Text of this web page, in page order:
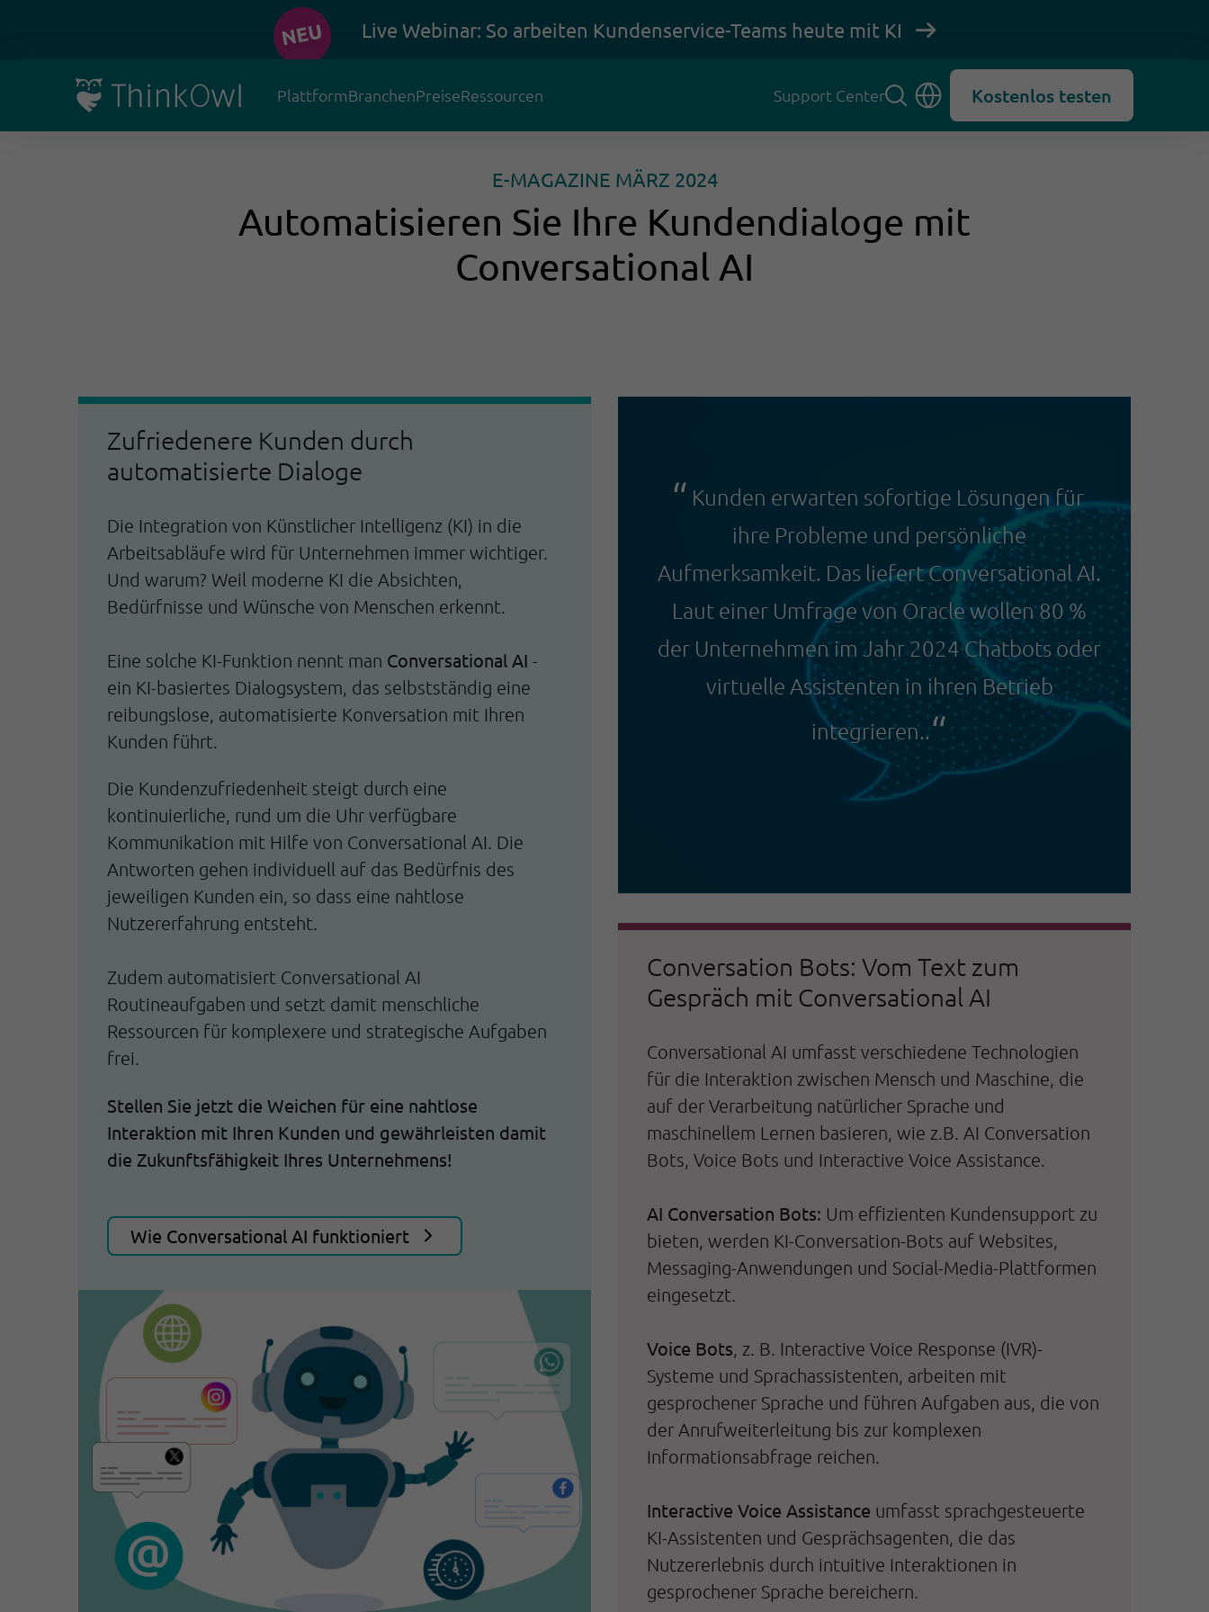
Live Webinar: So arbeiten Kundenservice-Teams heute mit KI
PlattformBranchenPreiseRessourcen Support Center Kostenlos testen
E-MAGAZINE MÄRZ 2024
Automatisieren Sie Ihre Kundendialoge mit
Conversational AI
Zufriedenere Kunden durch
automatisierte Dialoge
Die Integration von Künstlicher Intelligenz (KI) in die
Arbeitsabläufe wird für Unternehmen immer wichtiger.
Und warum? Weil moderne KI die Absichten,
Bedürfnisse und Wünsche von Menschen erkennt.
Eine solche KI-Funktion nennt man Conversational AI -
ein KI-basiertes Dialogsystem, das selbstständig eine
reibungslose, automatisierte Konversation mit Ihren
Kunden führt.
Die Kundenzufriedenheit steigt durch eine
kontinuierliche, rund um die Uhr verfügbare
Kommunikation mit Hilfe von Conversational AI. Die
Antworten gehen individuell auf das Bedürfnis des
jeweiligen Kunden ein, so dass eine nahtlose
Nutzererfahrung entsteht.
Zudem automatisiert Conversational AI
Routineaufgaben und setzt damit menschliche
Ressourcen für komplexere und strategische Aufgaben
frei.
Stellen Sie jetzt die Weichen für eine nahtlose
Interaktion mit Ihren Kunden und gewährleisten damit
die Zukunftsfähigkeit Ihres Unternehmens!
Wie Conversational AI funktioniert
Kunden erwarten sofortige Lösungen für
ihre Probleme und persönliche
Aufmerksamkeit. Das liefert Conversational AI.
Laut einer Umfrage von Oracle wollen 80 %
der Unternehmen im Jahr 2024 Chatbots oder
virtuelle Assistenten in ihren Betrieb
integrieren..
Conversation Bots: Vom Text zum
Gespräch mit Conversational AI
Conversational AI umfasst verschiedene Technologien
für die Interaktion zwischen Mensch und Maschine, die
auf der Verarbeitung natürlicher Sprache und
maschinellem Lernen basieren, wie z.B. AI Conversation
Bots, Voice Bots und Interactive Voice Assistance.
AI Conversation Bots: Um effizienten Kundensupport zu
bieten, werden KI-Conversation-Bots auf Websites,
Messaging-Anwendungen und Social-Media-Plattformen
eingesetzt.
Voice Bots, z. B. Interactive Voice Response (IVR)-
Systeme und Sprachassistenten, arbeiten mit
gesprochener Sprache und führen Aufgaben aus, die von
der Anrufweiterleitung bis zur komplexen
Informationsabfrage reichen.
Interactive Voice Assistance umfasst sprachgesteuerte
KI-Assistenten und Gesprächsagenten, die das
Nutzererlebnis durch intuitive Interaktionen in
gesprochener Sprache bereichern.